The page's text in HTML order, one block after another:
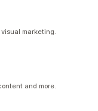
marketing.
and more.